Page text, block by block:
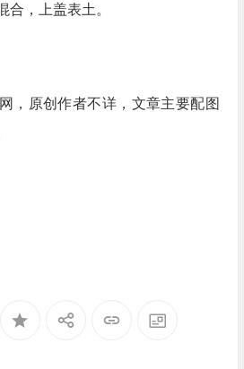
合，上盖表土。
，原创作者不详，文章主要配图